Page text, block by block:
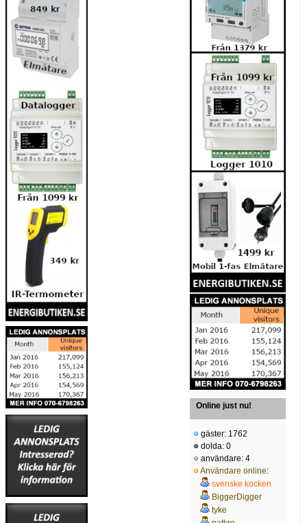
Online just nu!
gäster: 1762
dolda: 0
användare: 4
Användare online:
svenske kocken
BiggerDigger
tyke